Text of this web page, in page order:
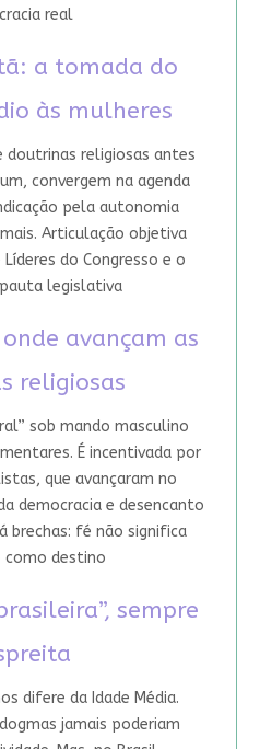
real
a tomada do
às mulheres
doutrinas religiosas antes
convergem na agenda
pela autonomia
Articulação objetiva
do Congresso e o
legislativa
avançam as
religiosas
sob mando masculino
É incentivada por
que avançaram no
democracia e desencanto
brechas: fé não significa
como destino
sempre
difere da Idade Média.
jamais poderiam